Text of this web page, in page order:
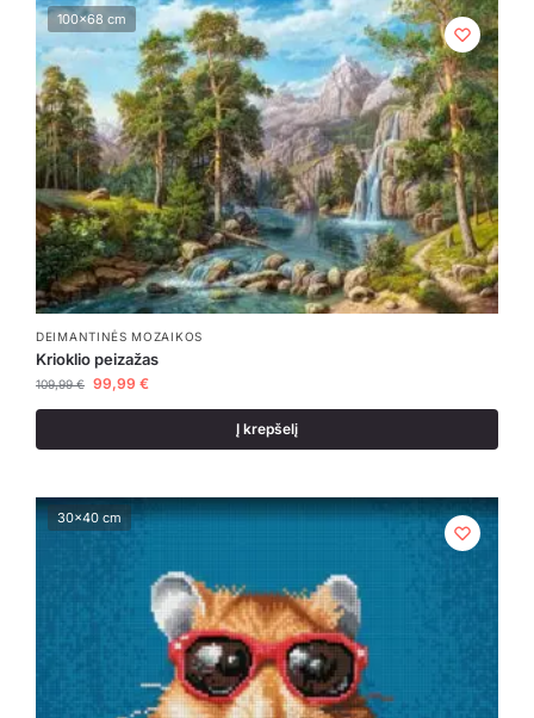
100x68 cm
DEIMANTINĖS MOZAIKOS
Krioklio peizažas
109,99€ 99,99 €
Į krepšelį
30x40 cm